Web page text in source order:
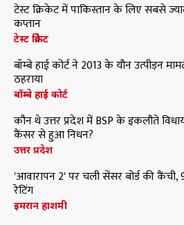
टेस्ट क्रिकेट में पाकिस्तान के लिए सबसे
कप्तान
टेस्ट क्रिकेट
बॉम्बे हाई कोर्ट ने 2013 के यौन उत्पीड़न
ठहराया
बॉम्बे हाई कोर्ट
कौन थे उत्तर प्रदेश में BSP के इकलौते
कैंसर से हुआ निधन?
उत्तर प्रदेश
'आवारापन 2' पर चली सेंसर बोर्ड की
रेटिंग
इमरान हाशमी